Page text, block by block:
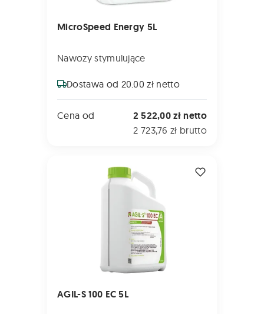
MicroSpeed Energy 5L
Nawozy stymulujące
Dostawa od 20.00 zł netto
Cena od 2 522,00 zł netto
2 723,76 zł brutto
AGIL-S 100 EC 5L